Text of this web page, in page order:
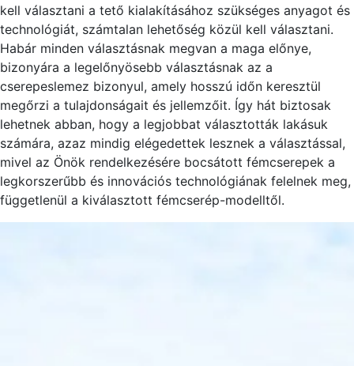
kell választani a tető kialakításához szükséges anyagot és
technológiát, számtalan lehetőség közül kell választani.
Habár minden választásnak megvan a maga előnye,
bizonyára a legelőnyösebb választásnak az a
cserepeslemez bizonyul, amely hosszú időn keresztül
megőrzi a tulajdonságait és jellemzőit. Így hát biztosak
lehetnek abban, hogy a legjobbat választották lakásuk
számára, azaz mindig elégedettek lesznek a választással,
mivel az Önök rendelkezésére bocsátott fémcserepek a
legkorszerűbb és innovációs technológiának felelnek meg,
függetlenül a kiválasztott fémcserép-modelltől.